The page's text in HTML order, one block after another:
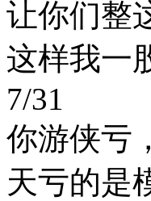
让你们整
这样我一
7/31
你游侠亏
天亏的是